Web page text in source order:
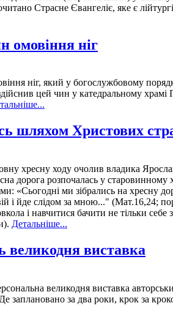
Страсне Євангеліє, яке є
омовіння ніг
ніг, який у богослужбовому
цей чин у катедральному храмі
шляхом Христових
хресну ходу очолив владика
розпочалась у старовинному
«Сьогодні ми зібрались на
і йде слідом за мною..."
і навчитися бачити не тільки
Детальніше...
великодня виставка
великодня виставка
за два роки, крок за